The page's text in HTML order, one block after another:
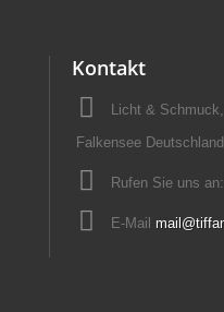
Kontakt
Licht &
Falkensee Deutschland
Rufen Sie uns an:
E-Mail